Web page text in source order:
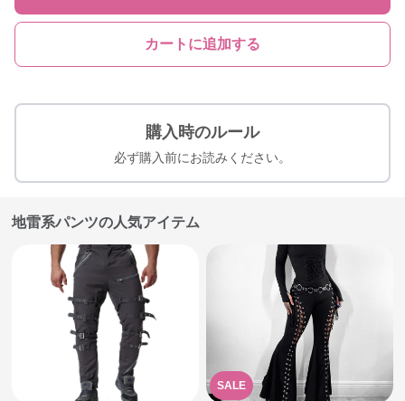
カートに追加する
購入時のルール
必ず購入前にお読みください。
地雷系パンツの人気アイテム
SALE